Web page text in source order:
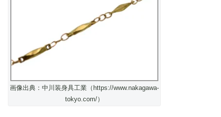
画像出典：中川装身具工業（https://www.nakagawa-
tokyo.com/）